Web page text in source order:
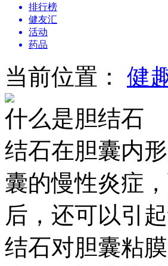
排行榜
健友汇
活动
药品
当前位置： 健
什么是胆结石
结石在胆囊内
囊的慢性炎症
后，还可以引
结石对胆囊粘